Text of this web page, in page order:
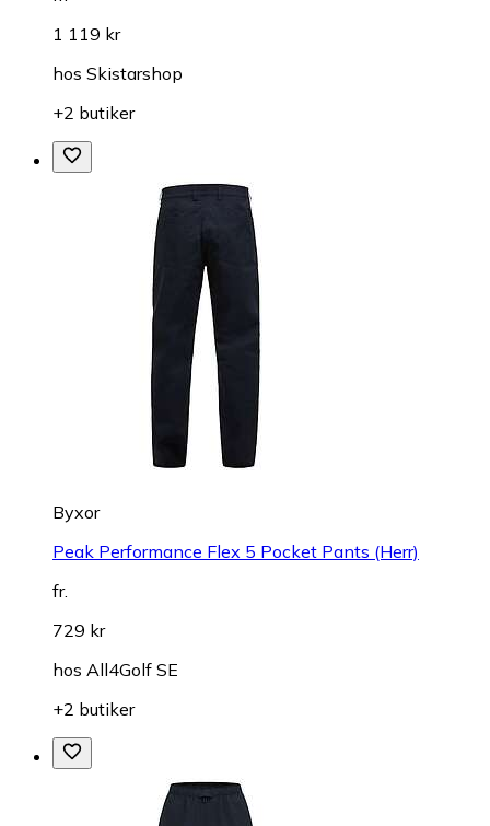
1 119 kr
hos Skistarshop
+2 butiker
Byxor
Peak Performance Flex 5 Pocket Pants (Herr)
fr.
729 kr
hos All4Golf SE
+2 butiker